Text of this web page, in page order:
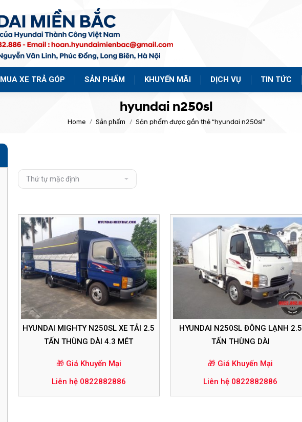
MUA XE TRẢ GÓP SẢN PHẨM KHUYẾN MÃI DỊCH VỤ TIN TỨC
hyundai n250sl
Home Sản phẩm Sản phẩm được gắn thẻ “hyundai n250sl”
HYUNDAI MIGHTY N250SL XE TẢI 2.5
TẤN THÙNG DÀI 4.3 MÉT
🎁 Giá Khuyến Mại
Liên hệ 0822882886
HYUNDAI N250SL ĐÔNG LẠNH 2.5
TẤN THÙNG DÀI
🎁 Giá Khuyến Mại
Liên hệ 0822882886